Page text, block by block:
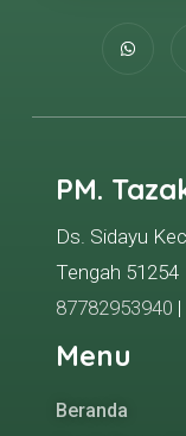
PM.
Ds. Sidayu
Tengah 51254
87782953940
Menu
Beranda